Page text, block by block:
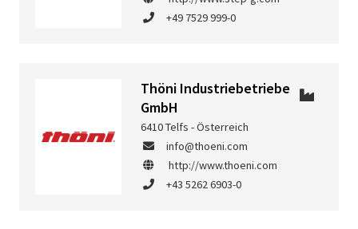
+49 7529 999-0
Thöni Industriebetriebe
GmbH
6410 Telfs - Österreich
info@thoeni.com
http://www.thoeni.com
+43 5262 6903-0